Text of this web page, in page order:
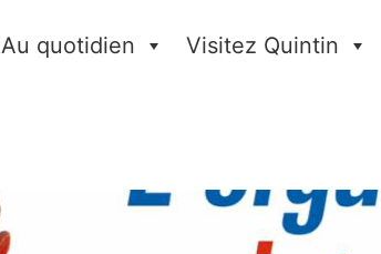
Au quotidien Visitez Quintin